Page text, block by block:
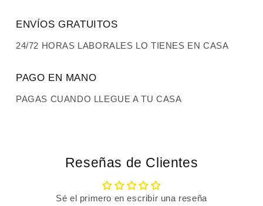
ENVÍOS GRATUITOS
24/72 HORAS LABORALES LO TIENES EN CASA
PAGO EN MANO
PAGAS CUANDO LLEGUE A TU CASA
Reseñas de Clientes
Sé el primero en escribir una reseña